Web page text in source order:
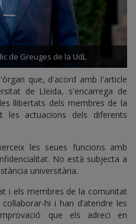
de Greuges de la UdL
que, d'acord amb l'article
de Lleida, s'encarrega de
llibertats dels membres de la
les actuacions dels diferents
les seues funcions amb
No està subjecta a
universitària.
i els membres de la comunitat
hi i han d’atendre les
que els adreci en